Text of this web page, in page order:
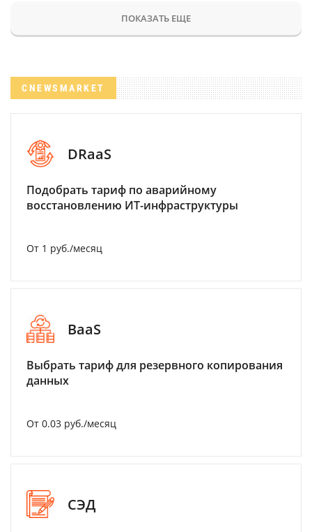
ПОКАЗАТЬ ЕЩЕ
CNEWSMARKET
DRaaS
Подобрать тариф по аварийному
восстановлению ИТ-инфраструктуры
От 1 руб./месяц
BaaS
Выбрать тариф для резервного копирования
данных
От 0.03 руб./месяц
СЭД